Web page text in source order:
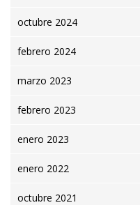
octubre 2024
febrero 2024
marzo 2023
febrero 2023
enero 2023
enero 2022
octubre 2021